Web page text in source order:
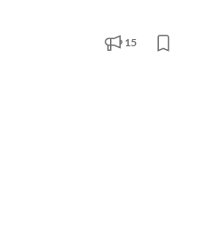
つけてきたあなた。 そろそろ
15